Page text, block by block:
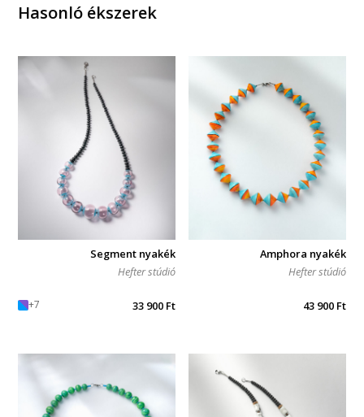
Hasonló ékszerek
Hefter stúdió
Segment nyakék
+7 33 900 Ft
Hefter stúdió
Amphora nyakék
43 900 Ft